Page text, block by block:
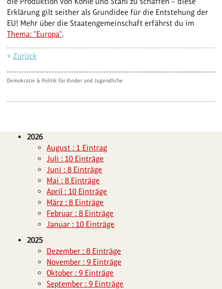
Erklärung gilt seither als Grundidee für die Entstehung der
EU! Mehr über die Staatengemeinschaft erfährst du im
Thema: "Europa".
<Zurück
Demokratie & Politik für Kinder und Jugendliche
2026
August : 1 Eintrag
Juli : 10 Einträge
Juni : 8 Einträge
Mai : 8 Einträge
April : 10 Einträge
März : 8 Einträge
Februar : 8 Einträge
Januar : 10 Einträge
2025
Dezember : 8 Einträge
November : 9 Einträge
Oktober : 9 Einträge
September : 9 Einträge